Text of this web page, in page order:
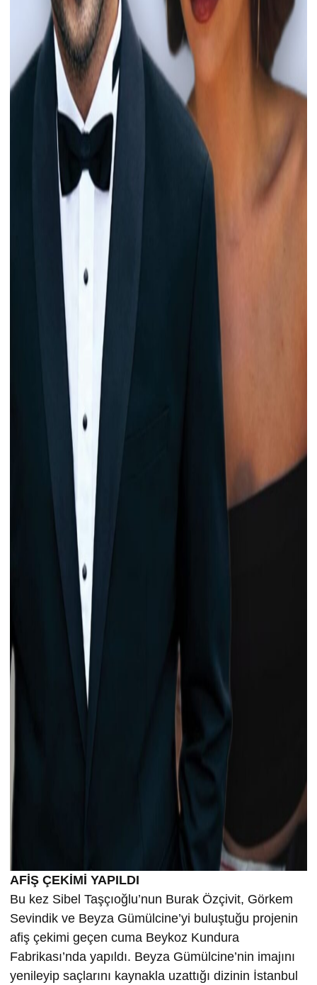
AFİŞ ÇEKİMİ YAPILDI
Bu kez Sibel Taşçıoğlu’nun Burak Özçivit, Görkem
Sevindik ve Beyza Gümülcine’yi buluştuğu projenin
afiş çekimi geçen cuma Beykoz Kundura
Fabrikası’nda yapıldı. Beyza Gümülcine’nin imajını
yenileyip saçlarını kaynakla uzattığı dizinin İstanbul